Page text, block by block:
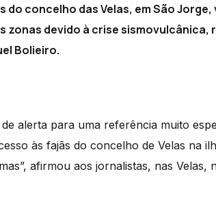
do concelho das Velas, em São
zonas devido à crise
Bolieiro.
de alerta para uma referência muito
às fajãs do concelho de Velas na
afirmou aos jornalistas, nas Velas,